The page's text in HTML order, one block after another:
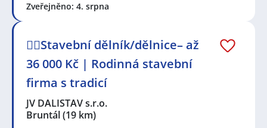
Zveřejněno: 4. srpna
👷‍♂️Stavební dělník/dělnice– až
36 000 Kč | Rodinná stavební
firma s tradicí
JV DALISTAV s.r.o.
Bruntál(19 km)